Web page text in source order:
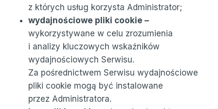
z których usług korzysta Administrator;
wydajnościowe pliki cookie –
wykorzystywane w celu zrozumienia
i analizy kluczowych wskaźników
wydajnościowych Serwisu.
Za pośrednictwem Serwisu wydajnościowe
pliki cookie mogą być instalowane
przez Administratora.